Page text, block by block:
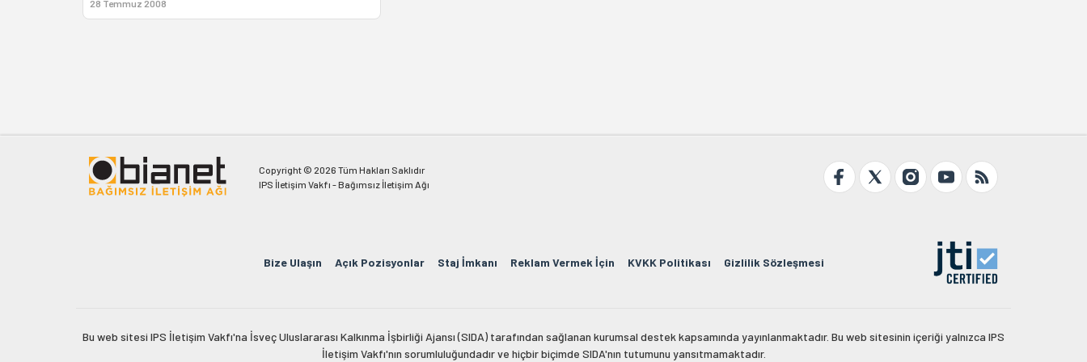
28 Temmuz 2008
Copyright © 2026 Tüm Hakları Saklıdır
IPS İletişim Vakfı - Bağımsız İletişim Ağı
Bize Ulaşın Açık Pozisyonlar Staj İmkanı Reklam Vermek İçin KVKK Politikası Gizlilik Sözleşmesi
Bu web sitesi IPS İletişim Vakfı'na İsveç Uluslararası Kalkınma İşbirliği Ajansı (SIDA) tarafından sağlanan kurumsal destek kapsamında yayınlanmaktadır. Bu web sitesinin içeriği yalnızca IPS
İletişim Vakfı'nın sorumluluğundadır ve hiçbir biçimde SIDA'nın tutumunu yansıtmamaktadır.